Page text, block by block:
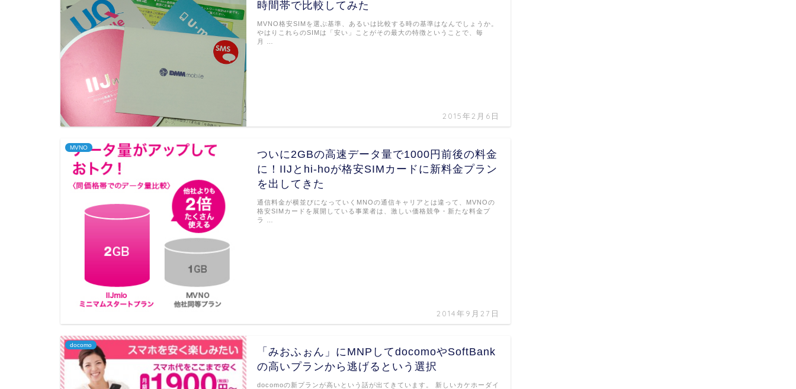
時間帯で比較してみた
2015年2月6日
MVNO格安SIMを選ぶ基準、あるいは比較する時の基準はなんでしょうか。
やはりこれらのSIMは「安い」ことがその最大の特徴ということで、毎
月 …
MVNO
ついに2GBの高速データ量で1000円前後の料金
に！IIJとhi-hoが格安SIMカードに新料金プラン
を出してきた
2014年9月27日
通信料金が横並びになっていくMNOの通信キャリアとは違って、MVNOの
格安SIMカードを展開している事業者は、激しい価格競争・新たな料金プ
ラ …
docomo
「みおふぉん」にMNPしてdocomoやSoftBank
の高いプランから逃げるという選択
docomoの新プランが高いという話が出てきています。 新しいカケホーダイ